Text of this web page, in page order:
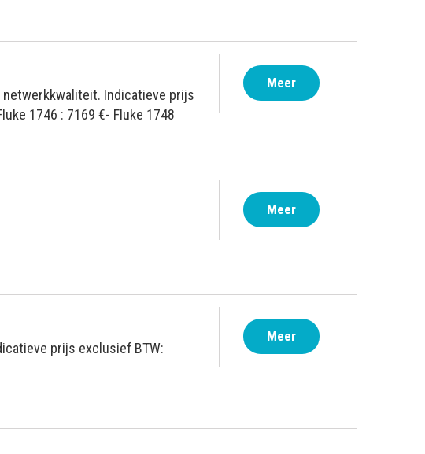
Indicatieve prijs
1746 : 7169 €- Fluke 1748
Meer
Meer
prijs exclusief BTW:
Meer